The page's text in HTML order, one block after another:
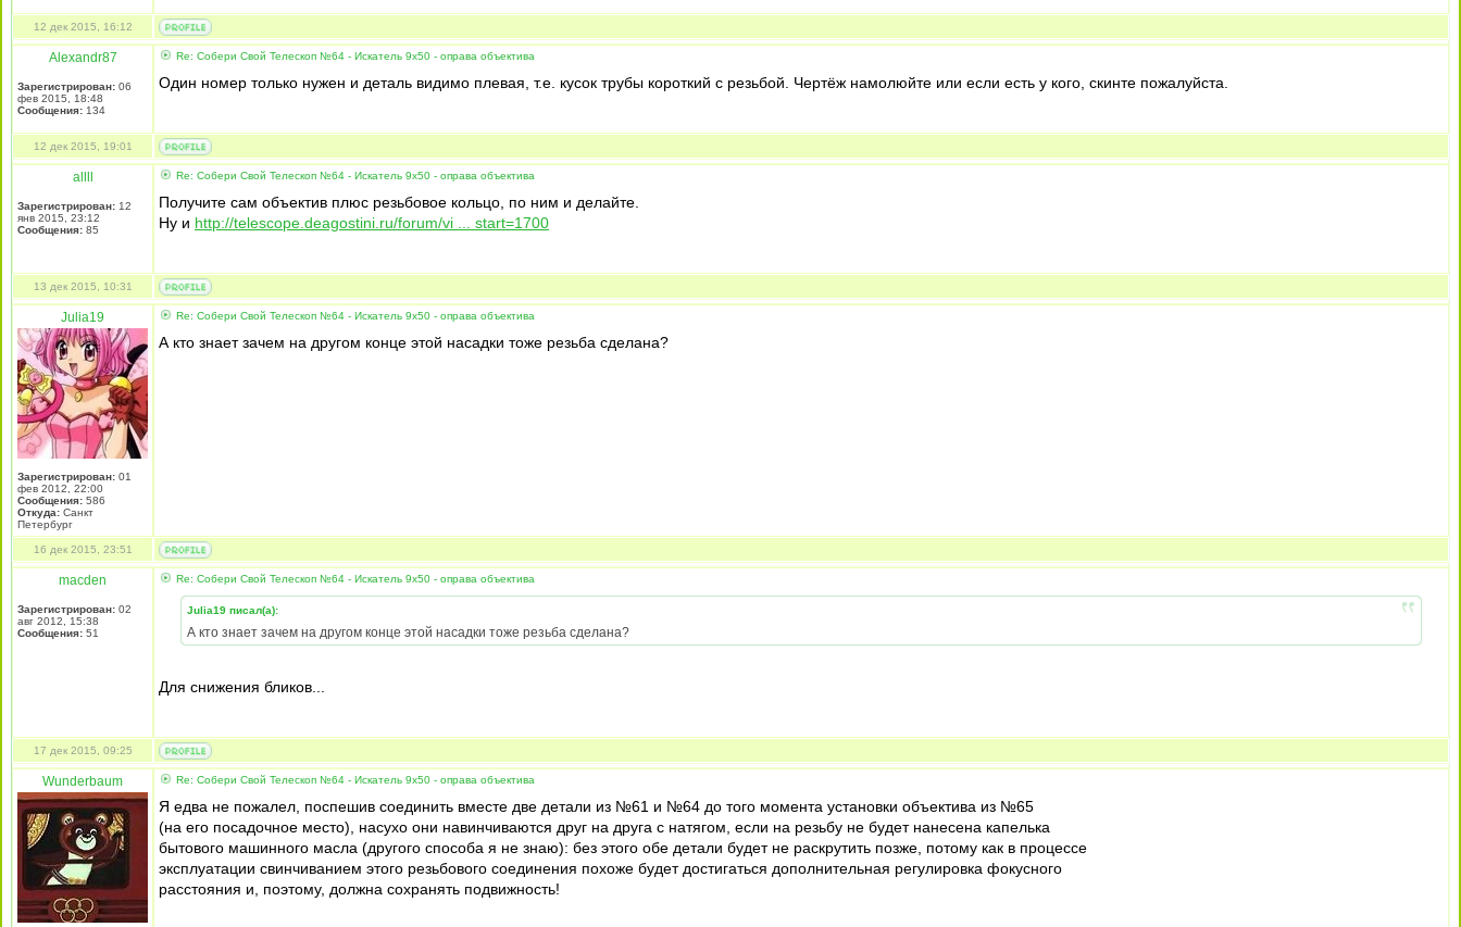
12 дек 2015, 16:12
Alexandr87
Зарегистрирован: 06
фев 2015, 18:48
Сообщения: 134
Re: Собери Свой Телескоп №64 - Искатель 9x50 - оправа объектива
Один номер только нужен и деталь видимо плевая, т.е. кусок трубы короткий с резьбой. Чертёж намолюйте или если есть у кого, скинте пожалуйста.
12 дек 2015, 19:01
allll
Зарегистрирован: 12
янв 2015, 23:12
Сообщения: 85
Re: Собери Свой Телескоп №64 - Искатель 9x50 - оправа объектива
Получите сам объектив плюс резьбовое кольцо, по ним и делайте.
Ну и http://telescope.deagostini.ru/forum/vi ... start=1700
13 дек 2015, 10:31
Julia19
Зарегистрирован: 01
фев 2012, 22:00
Сообщения: 586
Откуда: Санкт
Петербург
Re: Собери Свой Телескоп №64 - Искатель 9x50 - оправа объектива
А кто знает зачем на другом конце этой насадки тоже резьба сделана?
16 дек 2015, 23:51
macden
Зарегистрирован: 02
авг 2012, 15:38
Сообщения: 51
Re: Собери Свой Телескоп №64 - Искатель 9x50 - оправа объектива
Julia19 писал(а):
А кто знает зачем на другом конце этой насадки тоже резьба сделана?
Для снижения бликов...
17 дек 2015, 09:25
Wunderbaum Re: Собери Свой Телескоп №64 - Искатель 9x50 - оправа объектива
Я едва не пожалел, поспешив соединить вместе две детали из №61 и №64 до того момента установки объектива из №65
(на его посадочное место), насухо они навинчиваются друг на друга с натягом, если на резьбу не будет нанесена капелька
бытового машинного масла (другого способа я не знаю): без этого обе детали будет не раскрутить позже, потому как в процессе
эксплуатации свинчиванием этого резьбового соединения похоже будет достигаться дополнительная регулировка фокусного
расстояния и, поэтому, должна сохранять подвижность!